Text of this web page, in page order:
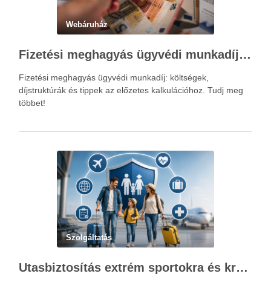
Webáruház
Fizetési meghagyás ügyvédi munkadíja: teljes költségvetési útmutató
Fizetési meghagyás ügyvédi munkadíj: költségek,
díjstruktúrák és tippek az előzetes kalkulációhoz. Tudj meg
többet!
Szolgáltatás
Utasbiztosítás extrém sportokra és krónikus betegségek esetén: mire figyelj utazás előtt?